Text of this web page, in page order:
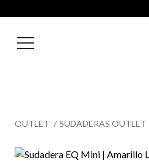
OUTLET SUDADERAS OUTLET